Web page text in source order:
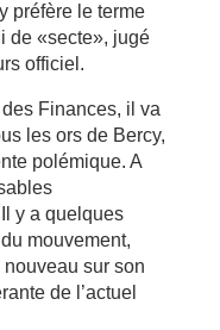
préfère le terme
de «secte», jugé
officiel.
Finances, il va
les ors de Bercy,
polémique. A
y a quelques
mouvement,
sur son
de l’actuel